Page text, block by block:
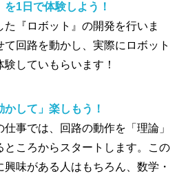
を1日で体験しよう！
『ロボット』の開発を行いま
回路を動かし、実際にロボット
していもらいます！
かして」楽しもう！
事では、回路の動作を「理論」
ところからスタートします。この
味がある人はもちろん、数学・